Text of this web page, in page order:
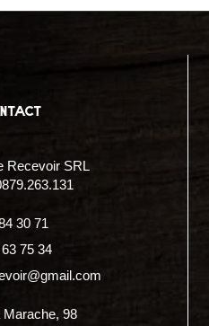
Recevoir SRL
30 71
75 34
Marache, 98